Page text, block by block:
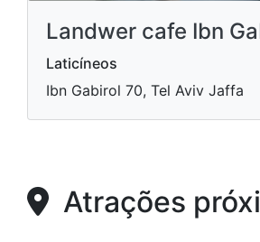
Landwer cafe Ibn
Laticíneos
Ibn Gabirol 70, Tel Aviv Jaffa
Atrações